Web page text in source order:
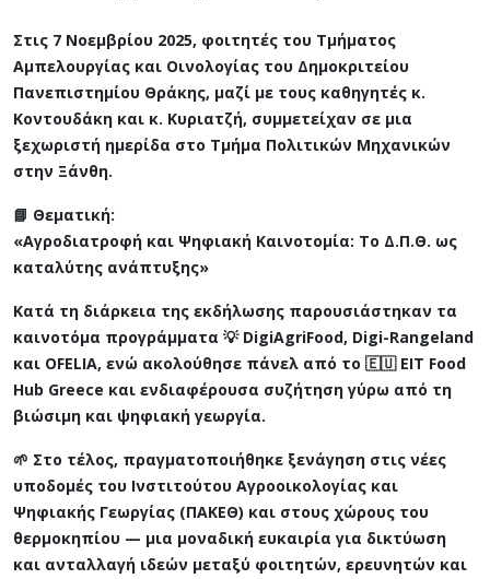
Στις 7 Νοεμβρίου 2025, φοιτητές του Τμήματος
Αμπελουργίας και Οινολογίας του Δημοκριτείου
Πανεπιστημίου Θράκης, μαζί με τους καθηγητές κ.
Κοντουδάκη και κ. Κυριατζή, συμμετείχαν σε μια
ξεχωριστή ημερίδα στο Τμήμα Πολιτικών Μηχανικών
στην Ξάνθη.
📘 Θεματική:
«Αγροδιατροφή και Ψηφιακή Καινοτομία: Το Δ.Π.Θ. ως
καταλύτης ανάπτυξης»
Κατά τη διάρκεια της εκδήλωσης παρουσιάστηκαν τα
καινοτόμα προγράμματα 💡 DigiAgriFood, Digi-Rangeland
και OFELIA, ενώ ακολούθησε πάνελ από το 🇪🇺 EIT Food
Hub Greece και ενδιαφέρουσα συζήτηση γύρω από τη
βιώσιμη και ψηφιακή γεωργία.
🌱 Στο τέλος, πραγματοποιήθηκε ξενάγηση στις νέες
υποδομές του Ινστιτούτου Αγροοικολογίας και
Ψηφιακής Γεωργίας (ΠΑΚΕΘ) και στους χώρους του
θερμοκηπίου — μια μοναδική ευκαιρία για δικτύωση
και ανταλλαγή ιδεών μεταξύ φοιτητών, ερευνητών και